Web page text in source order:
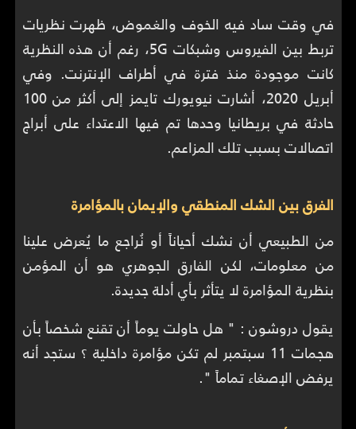
في وقت ساد فيه الخوف والغموض، ظهرت نظريات
تربط بين الفيروس وشبكات 5G، رغم أن هذه النظرية
كانت موجودة منذ فترة في أطراف الإنترنت. وفي
أبريل 2020، أشارت نيويورك تايمز إلى أكثر من 100
حادثة في بريطانيا وحدها تم فيها الاعتداء على أبراج
اتصالات بسبب تلك المزاعم.
الفرق بين الشك المنطقي والإيمان بالمؤامرة
من الطبيعي أن نشك أحياناً أو نُراجع ما يُعرض علينا
من معلومات، لكن الفارق الجوهري هو أن المؤمن
بنظرية المؤامرة لا يتأثر بأي أدلة جديدة.
يقول دروشون : " هل حاولت يوماً أن تقنع شخصاً بأن
هجمات 11 سبتمبر لم تكن مؤامرة داخلية ؟ ستجد أنه
يرفض الإصغاء تماماً ".